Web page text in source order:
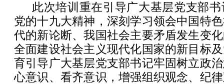
此次培训重在引导广大基层党支部
党的十九大精神，深刻学习领会中国特
代的新论断、我国社会主要矛盾发生变
全面建设社会主义现代化国家的新目标
育引导广大基层党支部书记牢固树立政
心意识、看齐意识，增强组织观念、纪